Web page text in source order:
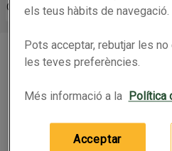
Ordena
Productes en oferta
SOLAC Cafetera EspressoSOLAC
(109,00 € per
109,00 €
els teus hàbits de navegació.
Pots acceptar, rebutjar les
les teves preferències.
Més informació a la Política
Acceptar